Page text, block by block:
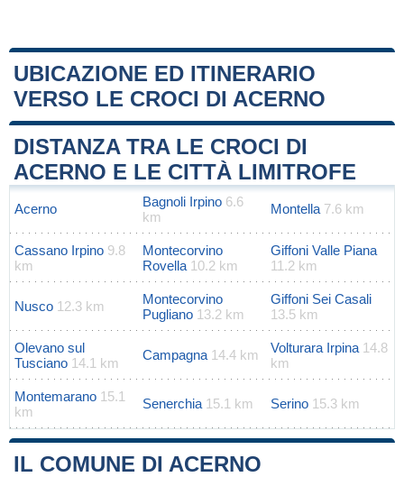
UBICAZIONE ED ITINERARIO
VERSO LE CROCI DI ACERNO
+
−
Leaflet|Map data ©OpenStreetMap
DISTANZA TRA LE CROCI DI
ACERNO E LE CITTÀ LIMITROFE
Acerno Bagnoli Irpino 6.6
km
Montella 7.6 km
Cassano Irpino 9.8
km
Montecorvino
Rovella 10.2 km
Giffoni Valle Piana
11.2 km
Nusco 12.3 km
Montecorvino
Pugliano 13.2 km
Giffoni Sei Casali
13.5 km
Olevano sul
Tusciano 14.1 km
Campagna 14.4 km Volturara Irpina 14.8
km
Montemarano 15.1
km
Senerchia 15.1 km Serino 15.3 km
IL COMUNE DI ACERNO